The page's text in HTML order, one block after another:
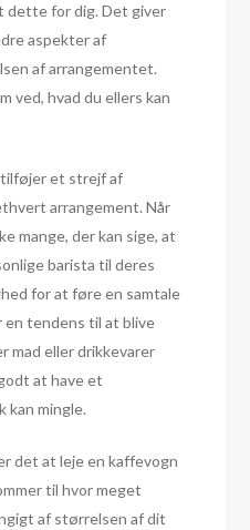
dette for dig. Det giver
aspekter af
af arrangementet.
ved, hvad du ellers kan
tilføjer et strejf af
arrangement. Når
mange, der kan sige, at
barista til deres
for at føre en samtale
en tendens til at blive
mad eller drikkevarer
at have et
kan mingle.
det at leje en kaffevogn
til hvor meget
af størrelsen af dit